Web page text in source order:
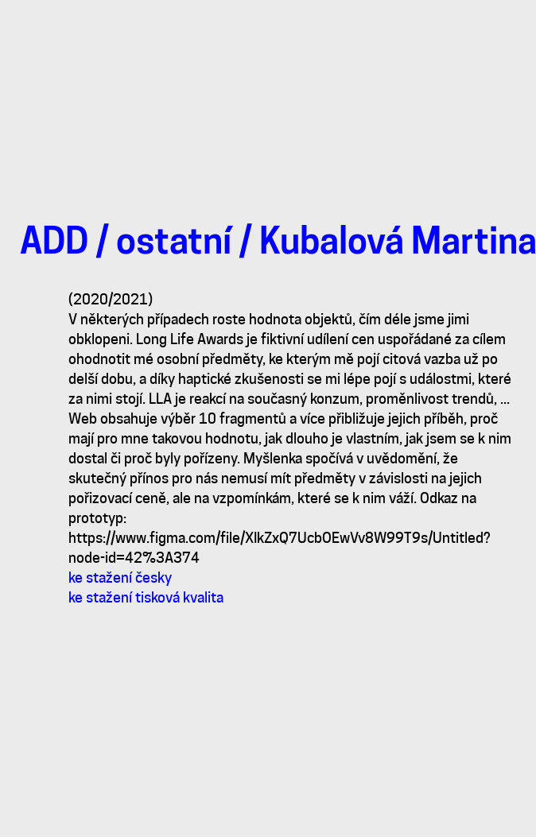
ADD / ostatní / Kubalová Martina
Long
Life
Awards
(2020/2021)
V některých případech roste hodnota objektů, čím déle jsme jimi
obklopeni. Long Life Awards je fiktivní udílení cen uspořádané za cílem
ohodnotit mé osobní předměty, ke kterým mě pojí citová vazba už po
delší dobu, a díky haptické zkušenosti se mi lépe pojí s událostmi, které
za nimi stojí. LLA je reakcí na současný konzum, proměnlivost trendů, ...
Web obsahuje výběr 10 fragmentů a více přibližuje jejich příběh, proč
mají pro mne takovou hodnotu, jak dlouho je vlastním, jak jsem se k nim
dostal či proč byly pořízeny. Myšlenka spočívá v uvědomění, že
skutečný přínos pro nás nemusí mít předměty v závislosti na jejich
pořizovací ceně, ale na vzpomínkám, které se k nim váží. Odkaz na
prototyp:
https://www.figma.com/file/XIkZxQ7UcbOEwVv8W99T9s/Untitled?
node-id=42%3A374
ke stažení česky
ke stažení tisková kvalita